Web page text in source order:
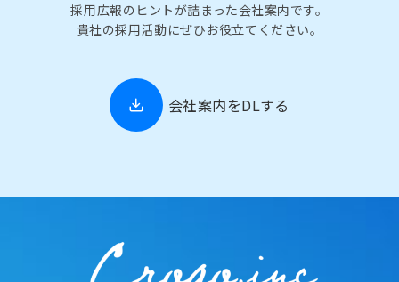
採用広報のヒントが詰まった会社案内です。
貴社の採用活動にぜひお役立てください。
会社案内をDLする